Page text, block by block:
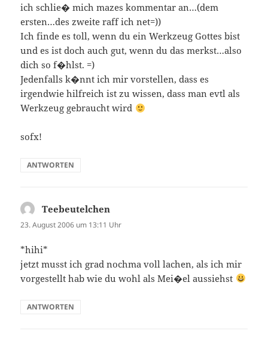
ich schlie� mich mazes kommentar an…(dem
ersten…des zweite raff ich net=))
Ich finde es toll, wenn du ein Werkzeug Gottes bist
und es ist doch auch gut, wenn du das merkst…also
dich so f�hlst. =)
Jedenfalls k�nnt ich mir vorstellen, dass es
irgendwie hilfreich ist zu wissen, dass man evtl als
Werkzeug gebraucht wird
sofx!
ANTWORTEN
Teebeutelchen
23. August 2006 um 13:11 Uhr
*hihi*
jetzt musst ich grad nochma voll lachen, als ich mir
vorgestellt hab wie du wohl als Mei�el aussiehst
ANTWORTEN